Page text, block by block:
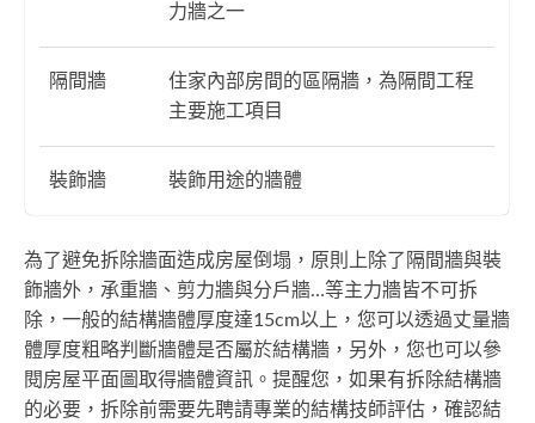
力牆之一
隔間牆
住家內部房間的區隔牆，為隔間工程
主要施工項目
裝飾牆 裝飾用途的牆體
為了避免拆除牆面造成房屋倒塌，原則上除了隔間牆與裝
飾牆外，承重牆、剪力牆與分戶牆…等主力牆皆不可拆
除，一般的結構牆體厚度達15cm以上，您可以透過丈量牆
體厚度粗略判斷牆體是否屬於結構牆，另外，您也可以參
閱房屋平面圖取得牆體資訊。提醒您，如果有拆除結構牆
的必要，拆除前需要先聘請專業的結構技師評估，確認結